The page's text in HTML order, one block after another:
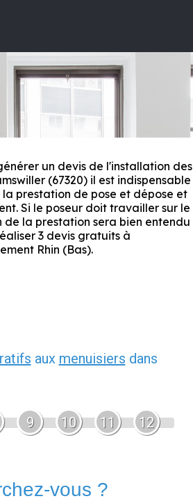
un devis de l'installation des
(67320) il est indispensable
prestation de pose et dépose et
Si le poseur doit travailler sur le
de la prestation sera bien entendu
3 devis gratuits à
Rhin (Bas).
aux menuisiers dans
9 10 11 12
vous ?